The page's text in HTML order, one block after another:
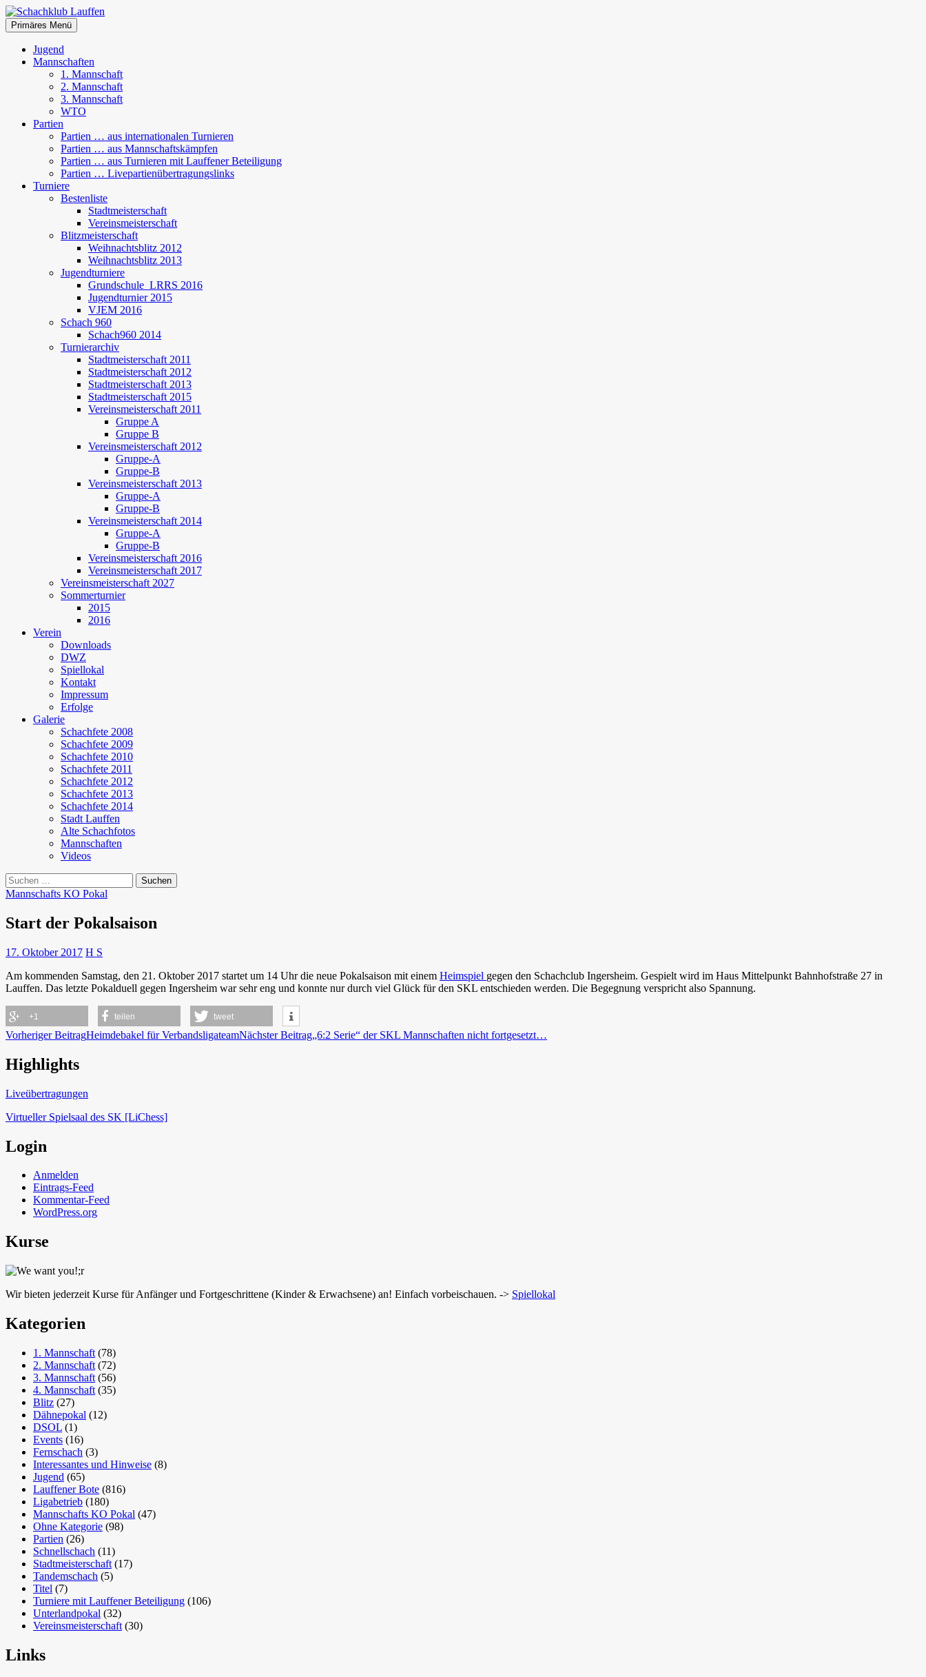
Zum
Inhalt
springen
Schachklub Lauffen
Suchen
Primäres Menü
Jugend
Mannschaften
1. Mannschaft
2. Mannschaft
3. Mannschaft
WTO
Partien
Partien … aus internationalen Turnieren
Partien … aus Mannschaftskämpfen
Partien … aus Turnieren mit Lauffener Beteiligung
Partien … Livepartienübertragungslinks
Turniere
Bestenliste
Stadtmeisterschaft
Vereinsmeisterschaft
Blitzmeisterschaft
Weihnachtsblitz 2012
Weihnachtsblitz 2013
Jugendturniere
Grundschule_LRRS 2016
Jugendturnier 2015
VJEM 2016
Schach 960
Schach960 2014
Turnierarchiv
Stadtmeisterschaft 2011
Stadtmeisterschaft 2012
Stadtmeisterschaft 2013
Stadtmeisterschaft 2015
Vereinsmeisterschaft 2011
Gruppe A
Gruppe B
Vereinsmeisterschaft 2012
Gruppe-A
Gruppe-B
Vereinsmeisterschaft 2013
Gruppe-A
Gruppe-B
Vereinsmeisterschaft 2014
Gruppe-A
Gruppe-B
Vereinsmeisterschaft 2016
Vereinsmeisterschaft 2017
Vereinsmeisterschaft 2027
Sommerturnier
2015
2016
Verein
Downloads
DWZ
Spiellokal
Kontakt
Impressum
Erfolge
Galerie
Schachfete 2008
Schachfete 2009
Schachfete 2010
Schachfete 2011
Schachfete 2012
Schachfete 2013
Schachfete 2014
Stadt Lauffen
Alte Schachfotos
Mannschaften
Videos
Suchen
nach:
Mannschafts KO Pokal
Start der Pokalsaison
17. Oktober 2017 H S
Am kommenden Samstag, den 21. Oktober 2017 startet um 14 Uhr die neue Pokalsaison mit einem Heimspiel gegen den Schachclub Ingersheim. Gespielt wird im Haus Mittelpunkt Bahnhofstraße 27 in
Lauffen. Das letzte Pokalduell gegen Ingersheim war sehr eng und konnte nur durch viel Glück für den SKL entschieden werden. Die Begegnung verspricht also Spannung.
+1 teilen tweet
Beitragsnavigation
Vorheriger BeitragHeimdebakel für VerbandsligateamNächster Beitrag„6:2 Serie“ der SKL Mannschaften nicht fortgesetzt…
Schach in Lauffen
Highlights
Liveübertragungen
Virtueller Spielsaal des SK [LiChess]
Login
Anmelden
Eintrags-Feed
Kommentar-Feed
WordPress.org
Kurse
Wir bieten jederzeit Kurse für Anfänger und Fortgeschrittene (Kinder & Erwachsene) an! Einfach vorbeischauen. -> Spiellokal
Kategorien
1. Mannschaft (78)
2. Mannschaft (72)
3. Mannschaft (56)
4. Mannschaft (35)
Blitz (27)
Dähnepokal (12)
DSOL (1)
Events (16)
Fernschach (3)
Interessantes und Hinweise (8)
Jugend (65)
Lauffener Bote (816)
Ligabetrieb (180)
Mannschafts KO Pokal (47)
Ohne Kategorie (98)
Partien (26)
Schnellschach (11)
Stadtmeisterschaft (17)
Tandemschach (5)
Titel (7)
Turniere mit Lauffener Beteiligung (106)
Unterlandpokal (32)
Vereinsmeisterschaft (30)
Links